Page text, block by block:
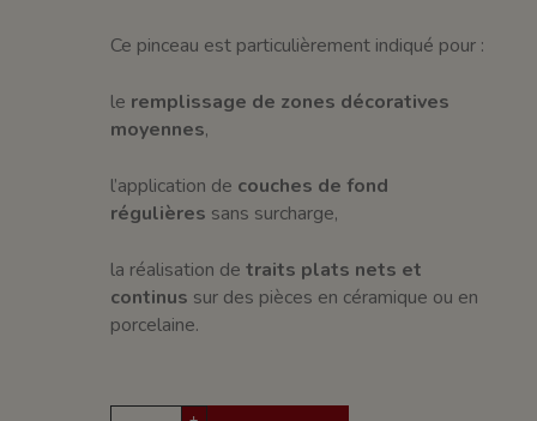
Ce pinceau est particulièrement indiqué pour :
le remplissage de zones décoratives
moyennes,
l’application de couches de fond
régulières sans surcharge,
la réalisation detraits plats nets et
continus sur des pièces en céramique ou en
porcelaine.